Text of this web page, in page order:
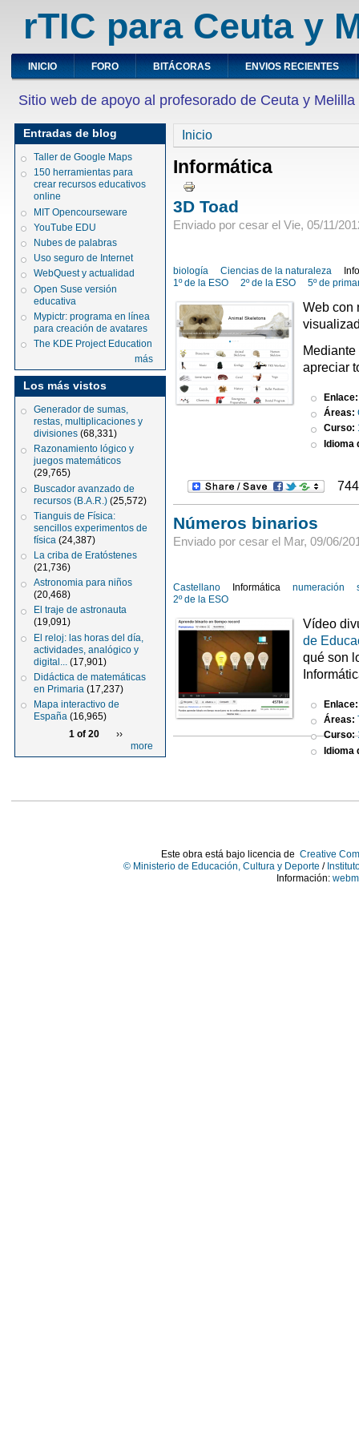
rTIC para Ceuta y
INICIO FORO BITÁCORAS ENVIOS RECIENTES
Sitio web de apoyo al profesorado de Ceuta y Melilla
Entradas de blog
Taller de Google Maps
150 herramientas para
crear recursos educativos
online
MIT Opencourseware
YouTube EDU
Nubes de palabras
Uso seguro de Internet
WebQuest y actualidad
Open Suse versión
educativa
Mypictr: programa en línea
para creación de avatares
The KDE Project Education
más
Los más vistos
Generador de sumas,
restas, multiplicaciones y
divisiones (68,331)
Razonamiento lógico y
juegos matemáticos
(29,765)
Buscador avanzado de
recursos (B.A.R.) (25,572)
Tianguis de Física:
sencillos experimentos de
física (24,387)
La criba de Eratóstenes
(21,736)
Astronomia para niños
(20,468)
El traje de astronauta
(19,091)
El reloj: las horas del día,
actividades, analógico y
digital...
(17,901)
Didáctica de matemáticas
en Primaria (17,237)
Mapa interactivo de
España (16,965)
1 of 20
››
more
Inicio
Informática
3D Toad
Enviado por cesar el Vie, 05/11/
biología Ciencias de la naturaleza
1º de la ESO
2º de la ESO 5º de
Web con
apreciar
Áreas:
Curso:
Idioma
Números binarios
Enviado por cesar el Mar, 09/06/
Castellano Informática numeración
2º de la ESO
Vídeo
de
qué son
Áreas:
Curso:
Idioma
Este obra está bajo licencia de Creative
© Ministerio de Educación, Cultura y Deporte /
Información: